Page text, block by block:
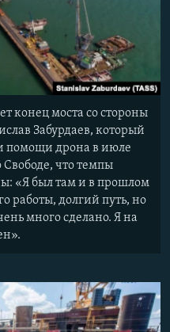
конец моста со стороны
Забурдаев, который
помощи дрона в июле
Свободе, что темпы
«Я был там и в прошлом
работы, долгий путь, но
много сделано. Я на